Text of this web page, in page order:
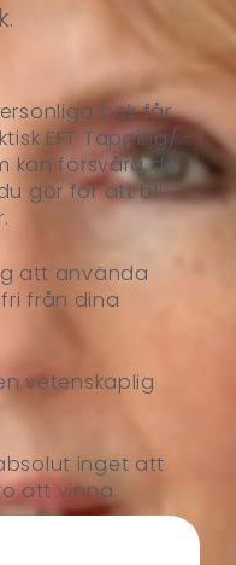
bok får
EFT Tapping/ -
kan försvåra din
gör för att bli
att använda
från dina
vetenskaplig
inget att
att vinna.